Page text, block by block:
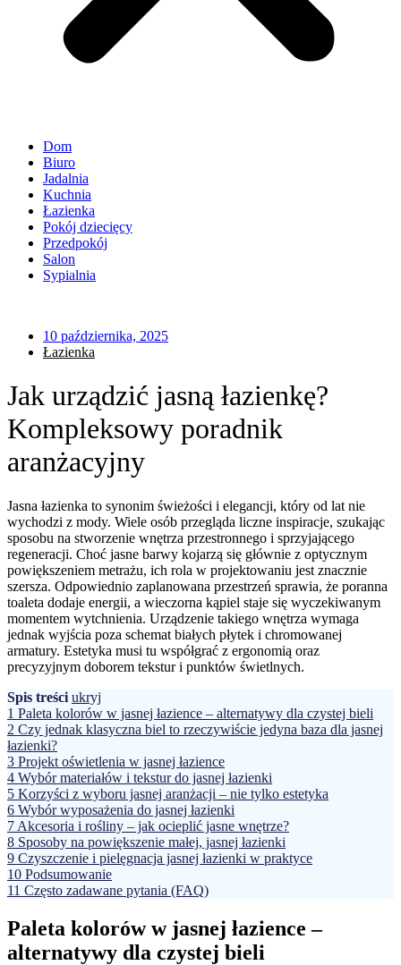
Dom
Biuro
Jadalnia
Kuchnia
Łazienka
Pokój dziecięcy
Przedpokój
Salon
Sypialnia
10 października, 2025
Łazienka
Jak urządzić jasną łazienkę?
Kompleksowy poradnik
aranżacyjny
Jasna łazienka to synonim świeżości i elegancji, który od lat nie
wychodzi z mody. Wiele osób przegląda liczne inspiracje, szukając
sposobu na stworzenie wnętrza przestronnego i sprzyjającego
regeneracji. Choć jasne barwy kojarzą się głównie z optycznym
powiększeniem metrażu, ich rola w projektowaniu jest znacznie
szersza. Odpowiednio zaplanowana przestrzeń sprawia, że poranna
toaleta dodaje energii, a wieczorna kąpiel staje się wyczekiwanym
momentem wytchnienia. Urządzenie takiego wnętrza wymaga
jednak wyjścia poza schemat białych płytek i chromowanej
armatury. Estetyka musi tu współgrać z ergonomią oraz
precyzyjnym doborem tekstur i punktów świetlnych.
Spis treści ukryj
1 Paleta kolorów w jasnej łazience – alternatywy dla czystej bieli
2 Czy jednak klasyczna biel to rzeczywiście jedyna baza dla jasnej
łazienki?
3 Projekt oświetlenia w jasnej łazience
4 Wybór materiałów i tekstur do jasnej łazienki
5 Korzyści z wyboru jasnej aranżacji – nie tylko estetyka
6 Wybór wyposażenia do jasnej łazienki
7 Akcesoria i rośliny – jak ocieplić jasne wnętrze?
8 Sposoby na powiększenie małej, jasnej łazienki
9 Czyszczenie i pielęgnacja jasnej łazienki w praktyce
10 Podsumowanie
11 Często zadawane pytania (FAQ)
Paleta kolorów w jasnej łazience –
alternatywy dla czystej bieli